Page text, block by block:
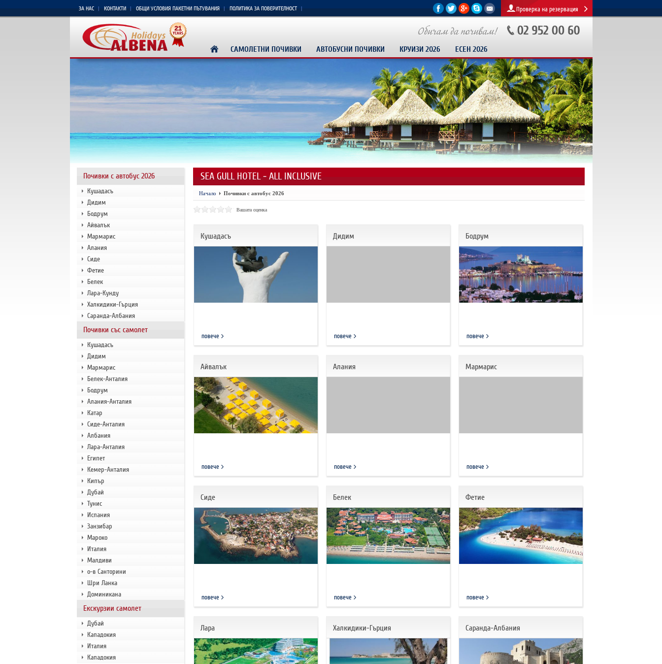
ЗА НАС КОНТАКТИ ОБЩИ УСЛОВИЯ ПАКЕТНИ ПЪТУВАНИЯ ПОЛИТИКА ЗА ПОВЕРИТЕЛНОСТ Проверка на резервация
САМОЛЕТНИ ПОЧИВКИ АВТОБУСНИ ПОЧИВКИ КРУИЗИ 2026 ЕСЕН 2026
Почивки с автобус 2026
Кушадасъ
Дидим
Бодрум
Айвалък
Мармарис
Алания
Сиде
Фетие
Белек
Лара-Кунду
Халкидики-Гърция
Саранда-Албания
Почивки със самолет
Кушадасъ
Дидим
Мармарис
Белек-Анталия
Бодрум
Алания-Анталия
Катар
Сиде-Анталия
Албания
Лара-Анталия
Египет
Кемер-Анталия
Кипър
Дубай
Тунис
Испания
Занзибар
Мароко
Италия
Малдиви
о-в Санторини
Шри Ланка
Доминикана
Екскурзии самолет
Дубай
Кападокия
Италия
Кападокия
SEA GULL HOTEL - ALL INCLUSIVE
Начало Почивки с автобус 2026
Вашата оценка
Кушадасъ
повече
Дидим
повече
Бодрум
повече
Айвалък
повече
Алания
повече
Мармарис
повече
Сиде
повече
Белек
повече
Фетие
повече
Лара Халкидики-Гърция Саранда-Албания